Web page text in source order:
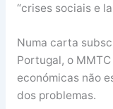
“crises sociais e
Numa carta
Portugal, o
económicas não
dos problemas.